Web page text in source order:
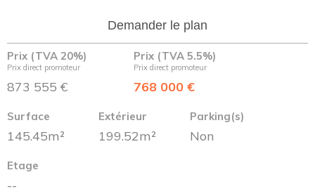
Demander le plan
Prix (TVA 20%)
Prix direct promoteur
873 555 €
Prix (TVA 5.5%)
Prix direct promoteur
768 000 €
Surface
145.45m²
Extérieur
199.52m²
Parking(s)
Non
Etage
--